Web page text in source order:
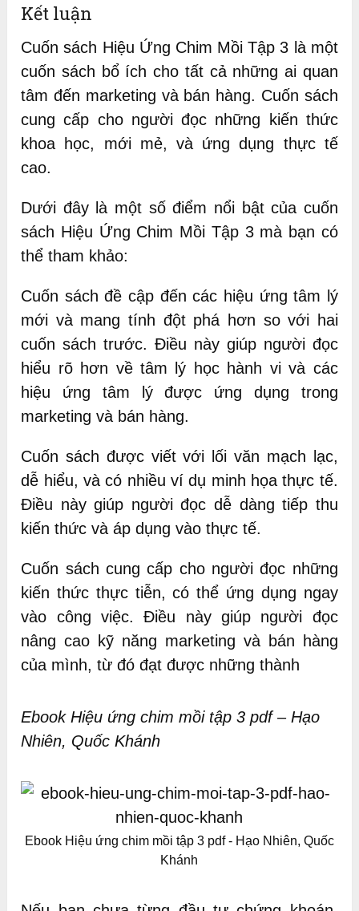
Kết luận
Cuốn sách Hiệu Ứng Chim Mồi Tập 3 là một
cuốn sách bổ ích cho tất cả những ai quan
tâm đến marketing và bán hàng. Cuốn sách
cung cấp cho người đọc những kiến thức
khoa học, mới mẻ, và ứng dụng thực tế
cao.
Dưới đây là một số điểm nổi bật của cuốn
sách Hiệu Ứng Chim Mồi Tập 3 mà bạn có
thể tham khảo:
Cuốn sách đề cập đến các hiệu ứng tâm lý
mới và mang tính đột phá hơn so với hai
cuốn sách trước. Điều này giúp người đọc
hiểu rõ hơn về tâm lý học hành vi và các
hiệu ứng tâm lý được ứng dụng trong
marketing và bán hàng.
Cuốn sách được viết với lối văn mạch lạc,
dễ hiểu, và có nhiều ví dụ minh họa thực tế.
Điều này giúp người đọc dễ dàng tiếp thu
kiến thức và áp dụng vào thực tế.
Cuốn sách cung cấp cho người đọc những
kiến thức thực tiễn, có thể ứng dụng ngay
vào công việc. Điều này giúp người đọc
nâng cao kỹ năng marketing và bán hàng
của mình, từ đó đạt được những thành
Ebook Hiệu ứng chim mồi tập 3 pdf – Hạo
Nhiên, Quốc Khánh
Ebook Hiệu ứng chim mồi tập 3 pdf - Hạo Nhiên, Quốc
Khánh